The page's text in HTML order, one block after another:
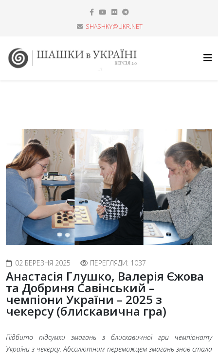
SHASHKY@UKR.NET
02 БЕРЕЗНЯ 2025 ПЕРЕГЛЯДИ: 1037
Анастасія Глушко, Валерія Єжова
та Добриня Савінський –
чемпіони України – 2025 з
чекерсу (блискавична гра)
Підбито підсумки змагань з блискавичної гри чемпіонату
України з чекерсу. Абсолютним переможцем змагань знов стала